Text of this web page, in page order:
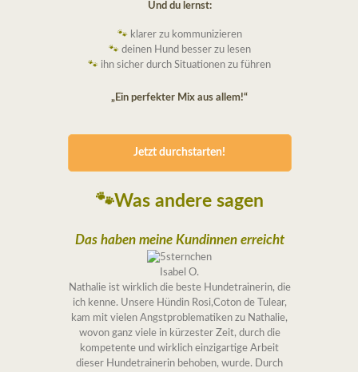
Und du lernst:
🐾 klarer zu kommunizieren
🐾 deinen Hund besser zu lesen
🐾 ihn sicher durch Situationen zu führen
„Ein perfekter Mix aus allem!“
Jetzt durchstarten!
🐾Was andere sagen
Das haben meine Kundinnen erreicht
Isabel O.
Nathalie ist wirklich die beste Hundetrainerin, die
ich kenne. Unsere Hündin Rosi,Coton de Tulear,
kam mit vielen Angstproblematiken zu Nathalie,
wovon ganz viele in kürzester Zeit, durch die
kompetente und wirklich einzigartige Arbeit
dieser Hundetrainerin behoben, wurde. Durch